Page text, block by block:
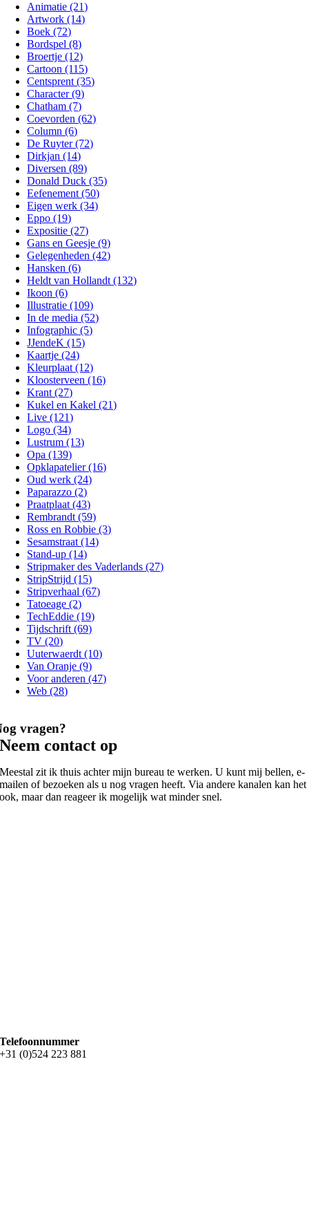
Animatie (21)
Artwork (14)
Boek (72)
Bordspel (8)
Broertje (12)
Cartoon (115)
Centsprent (35)
Character (9)
Chatham (7)
Coevorden (62)
Column (6)
De Ruyter (72)
Dirkjan (14)
Diversen (89)
Donald Duck (35)
Eefenement (50)
Eigen werk (34)
Eppo (19)
Expositie (27)
Gans en Geesje (9)
Gelegenheden (42)
Hansken (6)
Heldt van Hollandt (132)
Ikoon (6)
Illustratie (109)
In de media (52)
Infographic (5)
JJendeK (15)
Kaartje (24)
Kleurplaat (12)
Kloosterveen (16)
Krant (27)
Kukel en Kakel (21)
Live (121)
Logo (34)
Lustrum (13)
Opa (139)
Opklapatelier (16)
Oud werk (24)
Paparazzo (2)
Praatplaat (43)
Rembrandt (59)
Ross en Robbie (3)
Sesamstraat (14)
Stand-up (14)
Stripmaker des Vaderlands (27)
StripStrijd (15)
Stripverhaal (67)
Tatoeage (2)
TechEddie (19)
Tijdschrift (69)
TV (20)
Uuterwaerdt (10)
Van Oranje (9)
Voor anderen (47)
Web (28)
vragen?
Neem contact op
Meestal zit ik thuis achter mijn bureau te werken. U kunt mij bellen, e-
mailen of bezoeken als u nog vragen heeft. Via andere kanalen kan het
ook, maar dan reageer ik mogelijk wat minder snel.
Telefoonnummer
+31 (0)524 223 881